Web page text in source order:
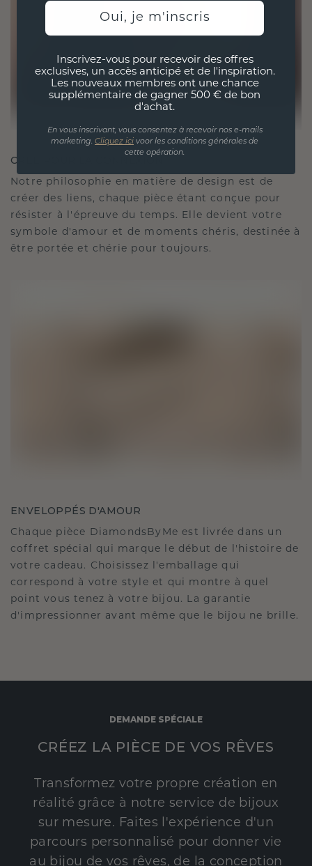
CRÉÉ POUR LA CONNEXION
Notre philosophie en matière de design est de
créer des liens, chaque pièce étant conçue pour
résister à l'épreuve du temps. Elle devient votre
symbole d'amour et de moments chéris, destinée à
être portée et chérie pour toujours.
ENVELOPPÉS D'AMOUR
Chaque pièce DiamondsByMe est livrée dans un
coffret spécial qui marque le début de l'histoire de
votre cadeau. Choisissez l'emballage qui
correspond à votre style et qui montre à quel
point vous tenez à votre bijou. La garantie
d'impressionner avant même que le bijou ne brille.
DEMANDE SPÉCIALE
CRÉEZ LA PIÈCE DE VOS RÊVES
Transformez votre propre création en
réalité grâce à notre service de bijoux
sur mesure. Faites l'expérience d'un
parcours personnalisé pour donner vie
au bijou de vos rêves, de la conception
Oui, je m'inscris
Inscrivez-vous pour recevoir des offres
exclusives, un accès anticipé et de l'inspiration.
Les nouveaux membres ont une chance
supplémentaire de gagner 500 € de bon
d'achat.
En vous inscrivant, vous consentez à recevoir nos e-mails
marketing. Cliquez ici voor les conditions générales de
cette opération.